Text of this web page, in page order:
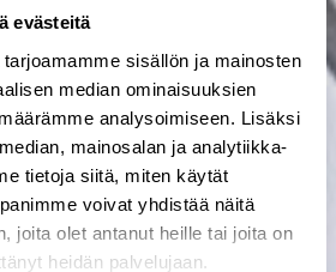
evästeitä
sisällön ja mainosten
median ominaisuuksien
analysoimiseen. Lisäksi
mainosalan ja analytiikka-
tietoja siitä, miten käytät
voivat yhdistää näitä
joita olet antanut heille tai joita on
heidän palvelujaan.